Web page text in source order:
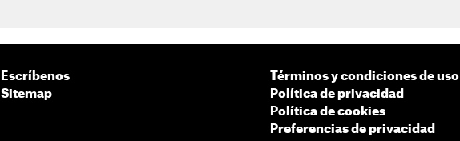
Escríbenos
Sitemap
Términos y condiciones de uso
Política de privacidad
Política de cookies
Preferencias de privacidad